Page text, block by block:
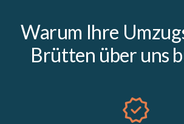
Warum Ihre
Brütten über uns